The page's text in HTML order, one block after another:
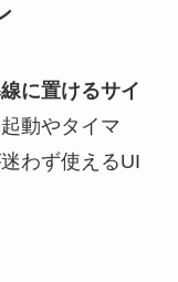
に置けるサイ
動やタイマ
わず使えるUI